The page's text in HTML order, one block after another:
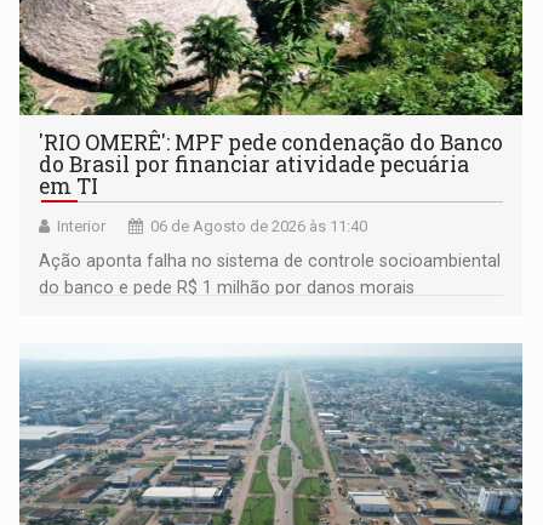
'RIO OMERÊ': MPF pede condenação do Banco
do Brasil por financiar atividade pecuária
em TI
Interior 06 de Agosto de 2026 às 11:40
Ação aponta falha no sistema de controle socioambiental
do banco e pede R$ 1 milhão por danos morais